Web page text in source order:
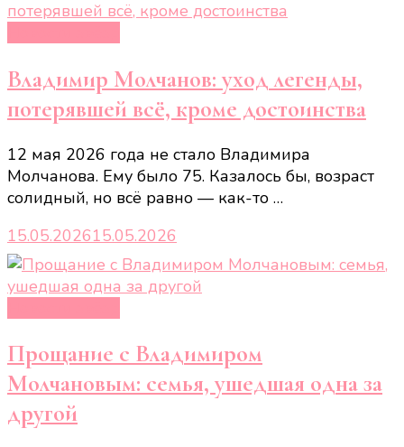
Владимир Молчанов: уход легенды,
потерявшей всё, кроме достоинства
12 мая 2026 года не стало Владимира
Молчанова. Ему было 75. Казалось бы, возраст
солидный, но всё равно — как-то …
15.05.202615.05.2026
Прощание с Владимиром
Молчановым: семья, ушедшая одна за
другой